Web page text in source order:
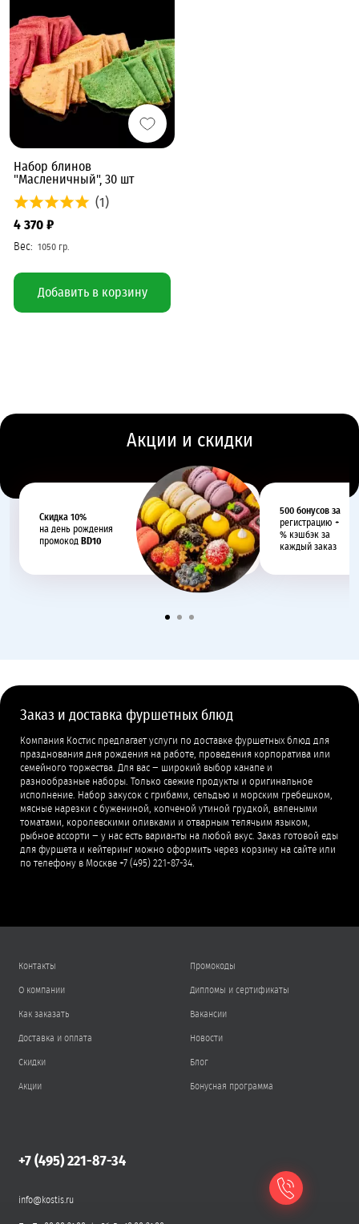
Набор блинов
"Масленичный", 30 шт
(1)
4 370 ₽
Добавить в корзину
Акции и скидки
Cкидка 10%
на день рождения
промокод BD10
500 бонусов за
регистрацию +
% кэшбэк за
каждый заказ
Заказ и доставка фуршетных блюд
Компания Костис предлагает услуги по доставке фуршетных блюд для
празднования дня рождения на работе, проведения корпоратива или
семейного торжества. Для вас − широкий выбор канапе и
разнообразные наборы. Только свежие продукты и оригинальное
исполнение. Набор закусок с грибами, сельдью и морским гребешком,
мясные нарезки с бужениной, копченой утиной грудкой, вялеными
томатами, королевскими оливками и отварным телячьим языком,
рыбное ассорти − у нас есть варианты на любой вкус. Заказ готовой еды
для фуршета и кейтеринг можно оформить через корзину на сайте или
по телефону в Москве +7 (495) 221-87-34.
Контакты
О компании
Как заказать
Доставка и оплата
Скидки
Акции
Промокоды
Дипломы и сертификаты
Вакансии
Новости
Блог
Бонусная программа
+7 (495) 221-87-34
info@kostis.ru